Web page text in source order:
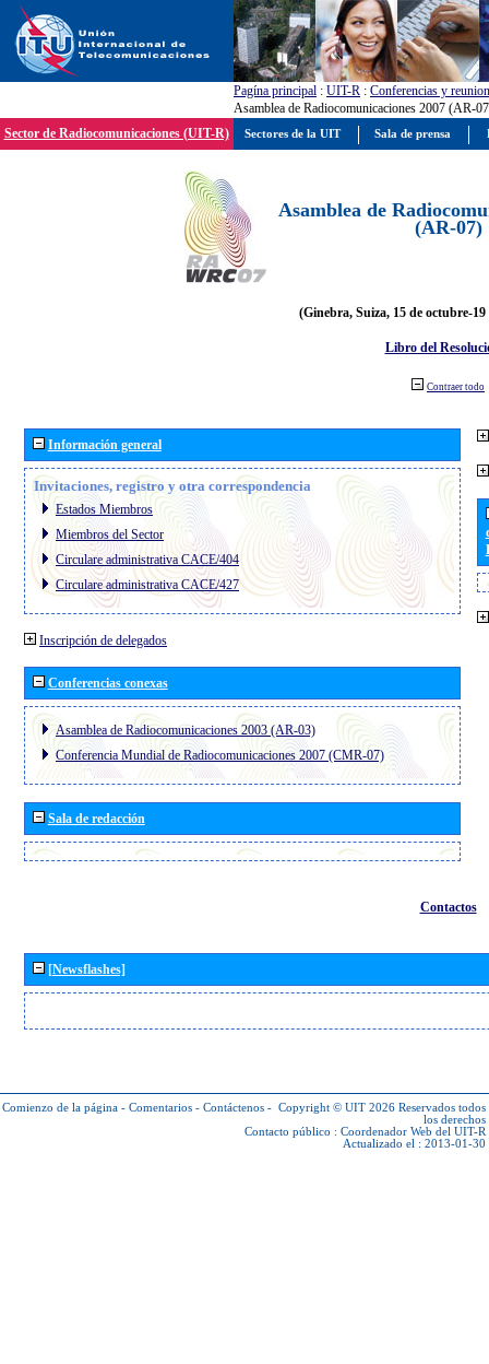
Pagína principal : UIT-R : Conferencias y
Asamblea de Radiocomunicaciones 2007 (AR-
Sector de Radiocomunicaciones (UIT-R)
Asamblea de
(AR-07)
(Ginebra, Suiza, 15 de octubre-19
Libro del
Contraer todo
Información general
Invitaciones, registro y otra correspondencia
Estados Miembros
Miembros del Sector
Circulare administrativa CACE/404
Circulare administrativa CACE/427
Inscripción de delegados
Conferencias conexas
Asamblea de Radiocomunicaciones 2003 (AR-03)
Conferencia Mundial de Radiocomunicaciones 2007 (CMR-07)
Sala de redacción
Contactos
[Newsflashes]
Comienzo de la página - Comentarios - Contáctenos - Copyright © UIT 2026 Reservados todos
los derechos
Contacto público : Coordenador Web del UIT-R
Actualizado el : 2013-01-30
Sectores de la UIT Sala de prensa